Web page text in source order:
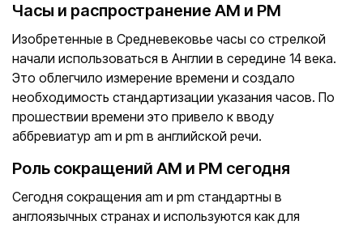
Часы и распространение AM и PM
Изобретенные в Средневековье часы со стрелкой
начали использоваться в Англии в середине 14 века.
Это облегчило измерение времени и создало
необходимость стандартизации указания часов. По
прошествии времени это привело к вводу
аббревиатур am и pm в английской речи.
Роль сокращений AM и PM сегодня
Сегодня сокращения am и pm стандартны в
англоязычных странах и используются как для